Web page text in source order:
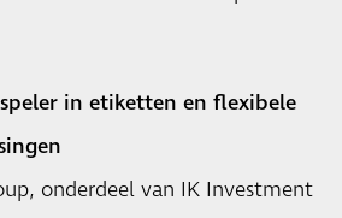
in etiketten en flexibele
onderdeel van IK Investment